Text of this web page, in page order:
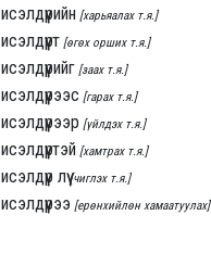
исэлдүүрийн [харьяалах т.я.]
исэлдүүрт [өгөх орших т.я.]
исэлдүүрийг [заах т.я.]
исэлдүүрээс [гарах т.я.]
исэлдүүрээр [үйлдэх т.я.]
исэлдүүртэй [хамтрах т.я.]
исэлдүүр лүү [чиглэх т.я.]
исэлдүүрээ [ерөнхийлөн хамаатуулах]